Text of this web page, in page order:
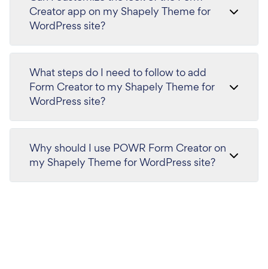
Creator app on my Shapely Theme for
WordPress site?
What steps do I need to follow to add
Form Creator to my Shapely Theme for
WordPress site?
Why should I use POWR Form Creator on
my Shapely Theme for WordPress site?